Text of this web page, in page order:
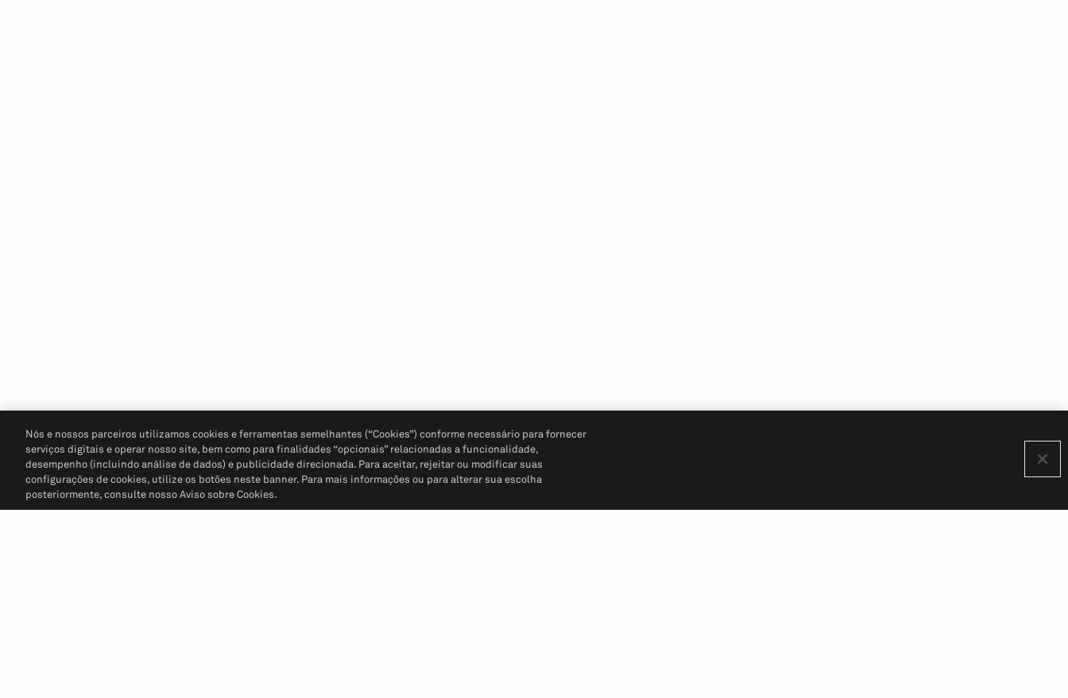
Nós e nossos parceiros utilizamos cookies e ferramentas semelhantes (“Cookies”) conforme necessário para fornecer
serviços digitais e operar nosso site, bem como para finalidades “opcionais” relacionadas a funcionalidade,
desempenho (incluindo análise de dados) e publicidade direcionada. Para aceitar, rejeitar ou modificar suas
configurações de cookies, utilize os botões neste banner. Para mais informações ou para alterar sua escolha
posteriormente, consulte nosso Aviso sobre Cookies.